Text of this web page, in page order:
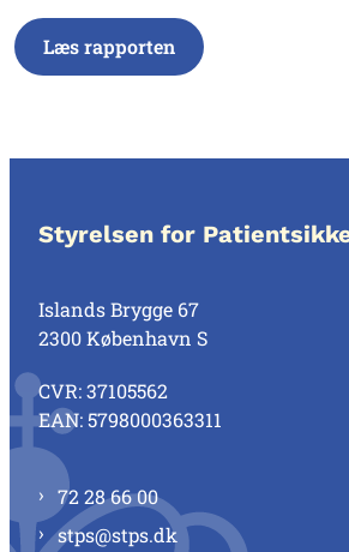
Læs rapporten
Styrelsen for
Islands Brygge 67
2300 København S
CVR: 37105562
EAN: 5798000363311
72 28 66 00
stps@stps.dk